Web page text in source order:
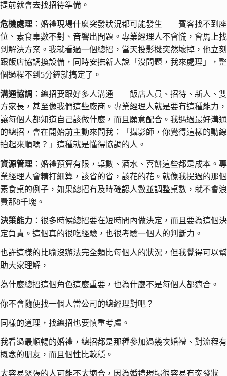
提前就會去找招待準備。
危機處理 ：婚禮現場什麼突發狀況都可能發生——賓客找不到座
位、素食桌數不對、音響出問題。專業經理人不會慌，會馬上找
到解決方案。我就看過一個總招，當天投影機突然壞掉，他立刻
跟飯店協調換設備，同時安撫新人說「沒問題，我來處理」，整
個過程不到5分鐘就搞定了。
溝通協調 ：總招要跟好多人溝通——飯店人員、招待、新人、雙
方家長，甚至像我們這些廠商。專業經理人就是要有這種能力，
讓每個人都知道自己該做什麼，而且願意配合。我遇過最好溝通
的總招，會在開始前主動來問我：「攝影師，你覺得這樣的動線
拍起來順嗎？」這種就是懂得協調的人。
資源管理 ：婚禮預算有限，桌數、酒水、喜餅這些都是成本。專
業經理人會精打細算，該省的省，該花的花。就像我提過的那個
素食桌的例子，如果總招有及時確認人數並調整桌數，就不會浪
費那8千塊。
決策能力 ：很多時候總招要在短時間內做決定，而且要為這個決
定負責。這個真的很吃經驗，也很考驗一個人的判斷力。
也許這樣的比喻沒辦法完全類比每個人的狀況，但我覺得可以幫
助大家理解，
為什麼總招這個角色這麼重要，也為什麼不是每個人都適合。
你不會隨便找一個人當公司的總經理對吧？
同樣的道理，找總招也要慎重考慮。
我看過最順暢的婚禮，總招都是那種參加過幾次婚禮、對流程有
概念的朋友，而且個性比較穩。
太容易緊張的人可能不太適合，因為婚禮現場很容易有突發狀